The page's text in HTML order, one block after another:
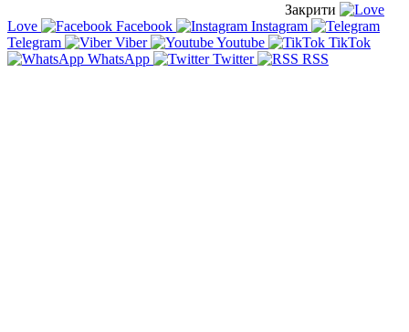
Закрити
Love
Facebook
Instagram
Telegram
Viber Youtube
TikTok
WhatsApp
Twitter RSS